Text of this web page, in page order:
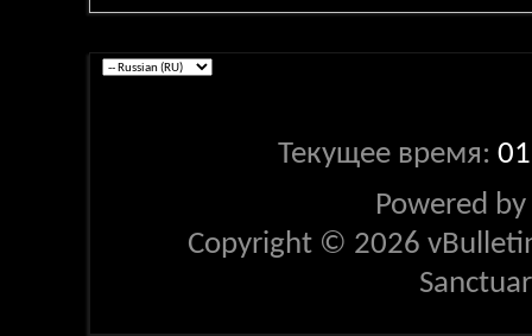
Текущее время:
Powered by
Copyright © 2026